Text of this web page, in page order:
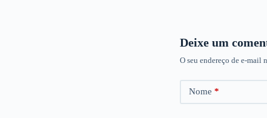
Deixe um
O seu endereço de e-mail
Nome *